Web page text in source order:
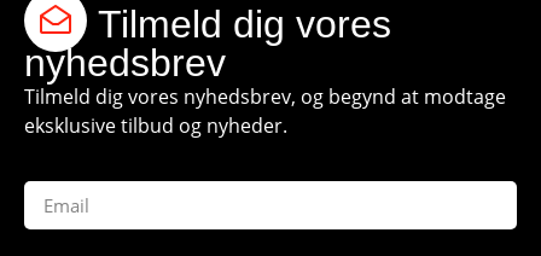
Tilmeld dig vores
nyhedsbrev
Tilmeld dig vores nyhedsbrev, og begynd at modtage
eksklusive tilbud og nyheder.